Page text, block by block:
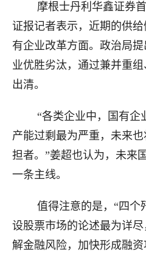
摩根士丹利华鑫证券首
证报记者表示，近期的供
有企业改革方面。政治局
业优胜劣汰，通过兼并重
出清。
“各类企业中，国有企业
产能过剩最为严重，未来
担者。”姜超也认为，未来
一条主线。
值得注意的是，“四个
设股票市场的论述最为详
解金融风险，加快形成融